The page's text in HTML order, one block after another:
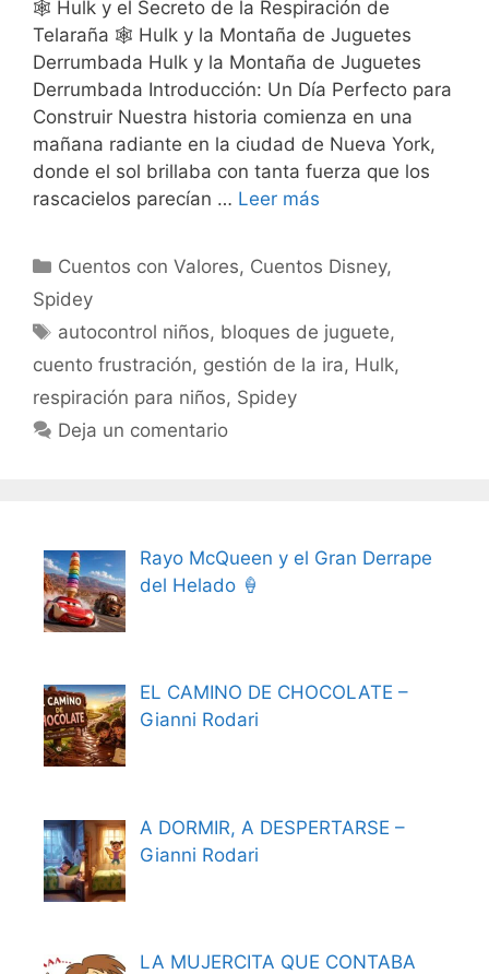
🕸️ Hulk y el Secreto de la Respiración de
Telaraña 🕸️ Hulk y la Montaña de Juguetes
Derrumbada Hulk y la Montaña de Juguetes
Derrumbada Introducción: Un Día Perfecto para
Construir Nuestra historia comienza en una
mañana radiante en la ciudad de Nueva York,
donde el sol brillaba con tanta fuerza que los
rascacielos parecían … Leer más
Categorías
Cuentos con Valores, Cuentos Disney,
Spidey
Etiquetas
autocontrol niños, bloques de juguete,
cuento frustración, gestión de la ira, Hulk,
respiración para niños, Spidey
Deja un comentario
Rayo McQueen y el Gran Derrape
del Helado 🍦
EL CAMINO DE CHOCOLATE –
Gianni Rodari
A DORMIR, A DESPERTARSE –
Gianni Rodari
LA MUJERCITA QUE CONTABA